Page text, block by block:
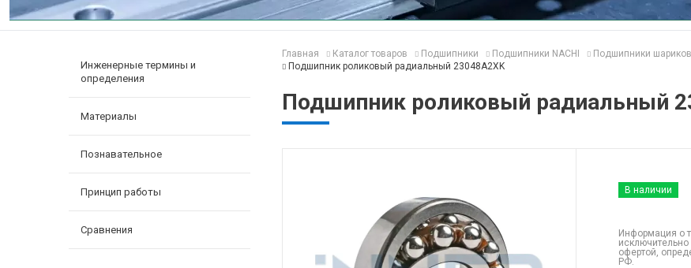
Инженерные термины и
определения
Материалы
Познавательное
Принцип работы
Сравнения
Главная Каталог товаров Подшипники Подшипники NACHI
Подшипники
Подшипник роликовый радиальный 23048A2XK
Подшипник роликовый радиальный
В наличии
Информация о
офертой,
РФ.